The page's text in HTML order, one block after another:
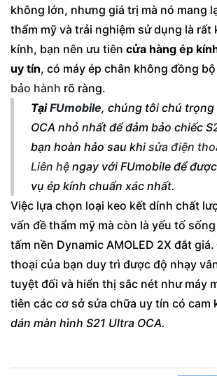
không lớn, nhưng giá trị mà nó mang
thẩm mỹ và trải nghiệm sử dụng là rất
kính, bạn nên ưu tiên cửa hàng ép
uy tín, có máy ép chân không đồng bộ
bảo hành rõ ràng.
TạiFUmobile, chúng tôi chú
OCA nhỏ nhất để đảm bảo chiếc
bạn hoàn hảo sau khi sửa điện
Liên hệ ngay với FUmobile để
vụ ép kính chuẩn xác nhất.
Việc lựa chọn loại keo kết dính chất
vấn đề thẩm mỹ mà còn là yếu tố
tấm nền Dynamic AMOLED 2X đắt
thoại của bạn duy trì được độ nhạy
tuyệt đối và hiển thị sắc nét như máy
tiên các cơ sở sửa chữa uy tín có cam
dán màn hình S21 Ultra OCA.